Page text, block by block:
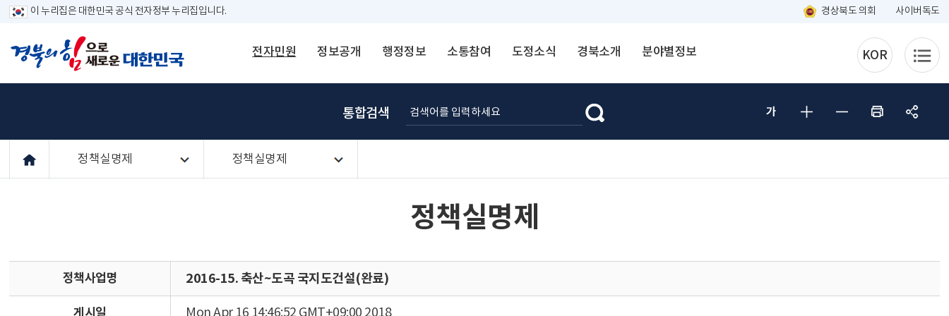
이 누리집은 대한민국 공식 전자정부 누리집입니다. 경상북도 의회 사이버독도
전자민원 정보공개 행정정보 소통참여 도정소식 경북소개 분야별정보 KOR
통합검색
정책실명제 정책실명제
정책실명제
정책사업명 2016-15. 축산~도곡 국지도건설(완료)
게시일 Mon Apr 16 14:46:52 GMT+09:00 2018